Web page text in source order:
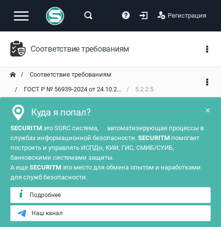
Регистрация
Соответствие требованиям
Соответствие требованиям
ГОСТ Р № 56939-2024 от 24.10.2...
5.2.2.5
×
Куда я попал?
SECURITM это SGRC система, ?
автоматизирующая процессы в
службах информационной безопасности. SECURITM помогает
построить и управлять ИСПДн, КИИ, ГИС, СМИБ/СУИБ,
банковскими системами защиты.
А еще SECURITM это место для обмена опытом и наработками
для служб безопасности.
Подробнее
Наш канал